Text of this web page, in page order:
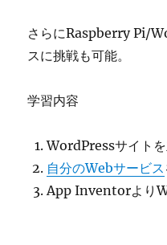
さらにRaspberry Pi/
スに挑戦も可能。
学習内容
WordPressサイト
自分のWebサービス
App Inventorより